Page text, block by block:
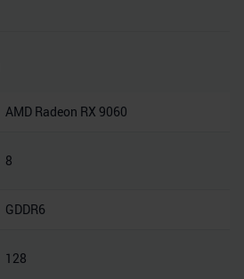
AMD Radeon RX 9060
8
GDDR6
128